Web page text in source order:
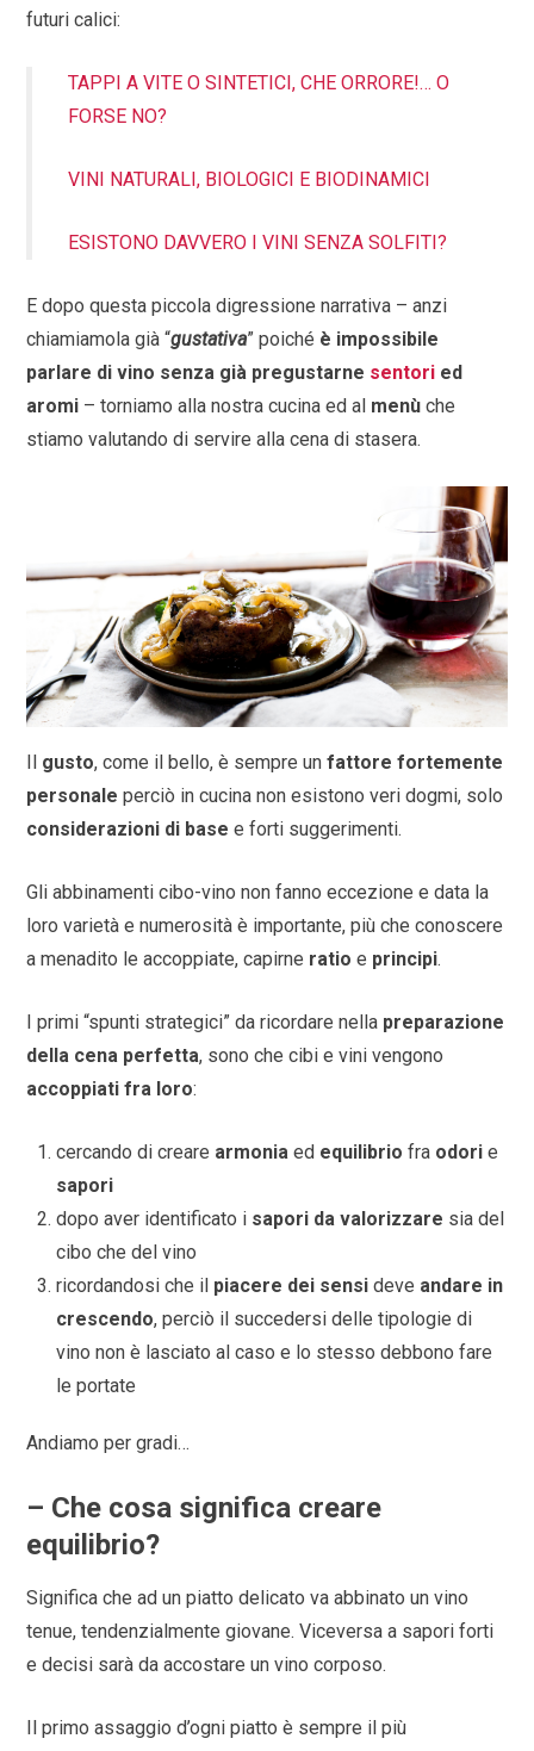
futuri calici:
TAPPI A VITE O SINTETICI, CHE ORRORE!… O
FORSE NO?
VINI NATURALI, BIOLOGICI E BIODINAMICI
ESISTONO DAVVERO I VINI SENZA SOLFITI?
E dopo questa piccola digressione narrativa – anzi
chiamiamola già “gustativa” poiché è impossibile
parlare di vino senza già pregustarne sentori ed
aromi – torniamo alla nostra cucina ed al menù che
stiamo valutando di servire alla cena di stasera.
Il gusto, come il bello, è sempre unfattore fortemente
personale perciò in cucina non esistono veri dogmi, solo
considerazioni di basee forti suggerimenti.
Gli abbinamenti cibo-vino non fanno eccezione e data la
loro varietà e numerosità è importante, più che conoscere
a menadito le accoppiate, capirne ratio e principi.
I primi “spunti strategici” da ricordare nella preparazione
della cena perfetta, sono che cibi e vini vengono
accoppiati fra loro:
cercando di creare armonia ed equilibrio fra odorie
sapori
dopo aver identificato i sapori da valorizzare sia del
cibo che del vino
ricordandosi che il piacere dei sensi deve andare in
crescendo, perciò il succedersi delle tipologie di
vino non è lasciato al caso e lo stesso debbono fare
le portate
Andiamo per gradi…
– Che cosa significa creare
equilibrio?
Significa che ad un piatto delicato va abbinato un vino
tenue, tendenzialmente giovane. Viceversa a sapori forti
e decisi sarà da accostare un vino corposo.
Il primo assaggio d’ogni piatto è sempre il più